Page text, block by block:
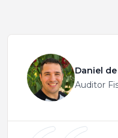
Daniel
Auditor